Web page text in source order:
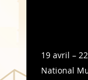
19 avril –
National